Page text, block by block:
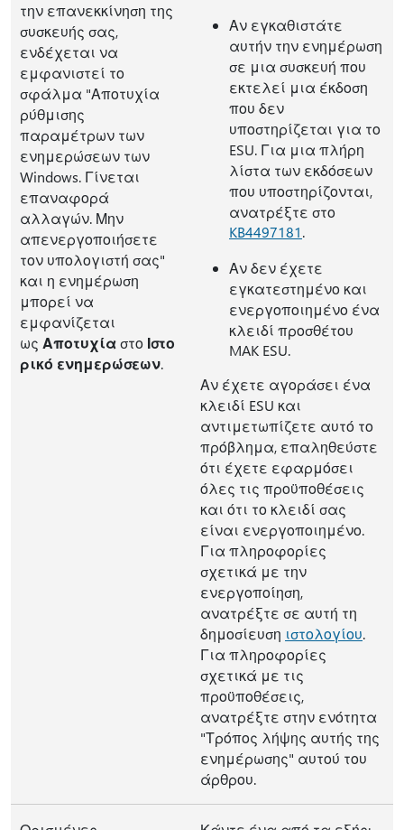
την επανεκκίνηση της
συσκευής σας,
ενδέχεται να
εμφανιστεί το
σφάλμα "Αποτυχία
ρύθμισης
παραμέτρων των
ενημερώσεων των
Windows. Γίνεται
επαναφορά
αλλαγών. Μην
απενεργοποιήσετε
τον υπολογιστή σας"
και η ενημέρωση
μπορεί να
εμφανίζεται
ως Αποτυχίαστο Ιστο
ρικό ενημερώσεων.
Αν εγκαθιστάτε
αυτήν την ενημέρωση
σε μια συσκευή που
εκτελεί μια έκδοση
που δεν
υποστηρίζεται για το
ESU. Για μια πλήρη
λίστα των εκδόσεων
που υποστηρίζονται,
ανατρέξτε στο
KB4497181.
Αν δεν έχετε
εγκατεστημένο και
ενεργοποιημένο ένα
κλειδί προσθέτου
MAK ESU.
Αν έχετε αγοράσει ένα
κλειδί ESU και
αντιμετωπίζετε αυτό το
πρόβλημα, επαληθεύστε
ότι έχετε εφαρμόσει
όλες τις προϋποθέσεις
και ότι το κλειδί σας
είναι ενεργοποιημένο.
Για πληροφορίες
σχετικά με την
ενεργοποίηση,
ανατρέξτε σε αυτή τη
δημοσίευση ιστολογίου.
Για πληροφορίες
σχετικά με τις
προϋποθέσεις,
ανατρέξτε στην ενότητα
"Τρόπος λήψης αυτής της
ενημέρωσης" αυτού του
άρθρου.